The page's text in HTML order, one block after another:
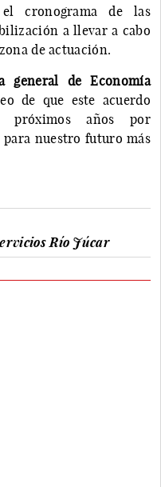
cronograma de las
a llevar a cabo
de actuación.
general de Economía
de que este acuerdo
próximos años por
nuestro futuro más
Río Júcar